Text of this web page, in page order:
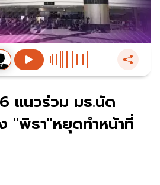
แนวร่วม มธ.นัด
"พิธา"หยุดทำหน้าที่